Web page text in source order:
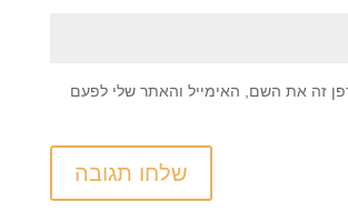
זה את השם, האימייל והאתר שלי לפעם